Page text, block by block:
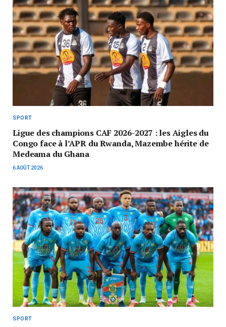
SPORT
Ligue des champions CAF 2026-2027 : les Aigles du
Congo face à l’APR du Rwanda, Mazembe hérite de
Medeama du Ghana
6 AOÛT 2026
SPORT